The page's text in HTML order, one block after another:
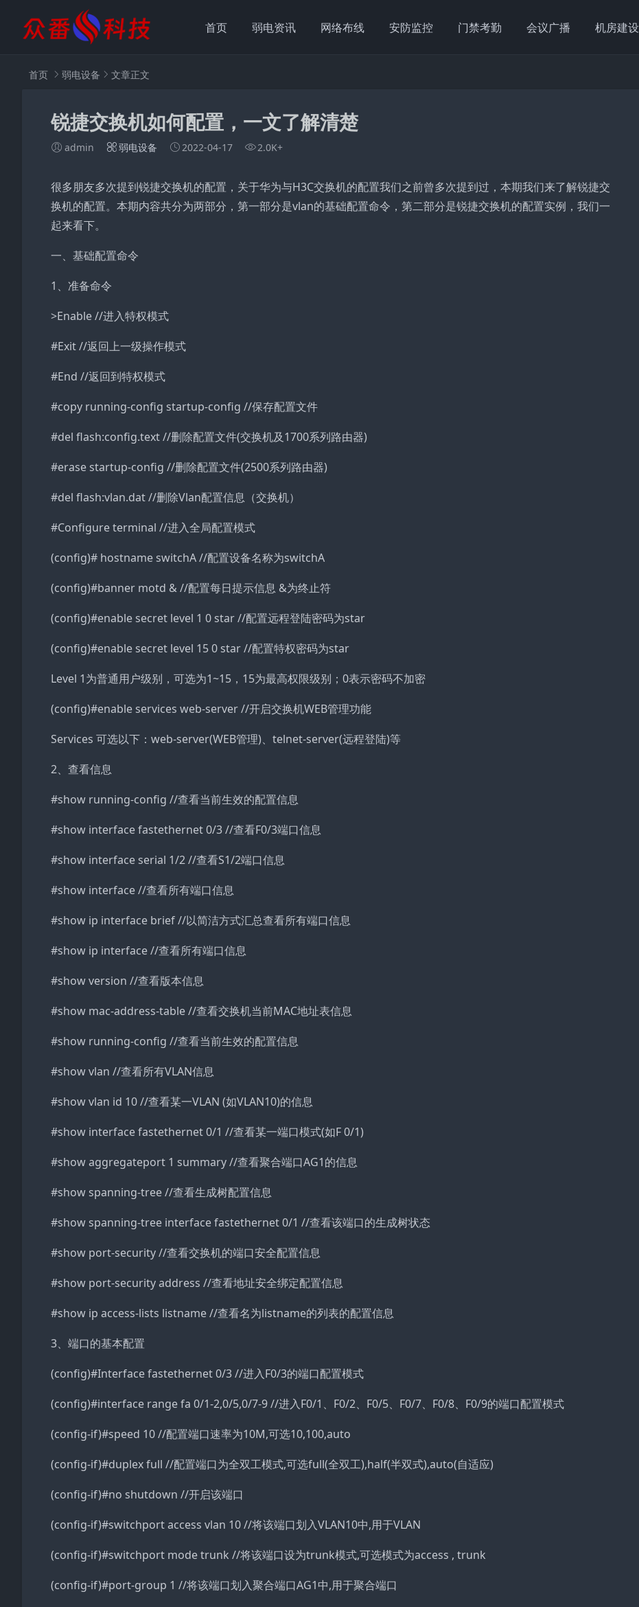
首页 弱电资讯 网络布线 安防监控 门禁考勤 会议广播 机房建设
首页 弱电设备 文章正文
锐捷交换机如何配置，一文了解清楚
admin 弱电设备 2022-04-17 2.0K+
很多朋友多次提到锐捷交换机的配置，关于华为与H3C交换机的配置我们之前曾多次提到过，本期我们来了解锐捷交
换机的配置。本期内容共分为两部分，第一部分是vlan的基础配置命令，第二部分是锐捷交换机的配置实例，我们一
起来看下。
一、基础配置命令
1、准备命令
>Enable //进入特权模式
#Exit //返回上一级操作模式
#End //返回到特权模式
#copy running-config startup-config //保存配置文件
#del flash:config.text //删除配置文件(交换机及1700系列路由器)
#erase startup-config //删除配置文件(2500系列路由器)
#del flash:vlan.dat //删除Vlan配置信息（交换机）
#Configure terminal //进入全局配置模式
(config)# hostname switchA //配置设备名称为switchA
(config)#banner motd & //配置每日提示信息 &为终止符
(config)#enable secret level 1 0 star //配置远程登陆密码为star
(config)#enable secret level 15 0 star //配置特权密码为star
Level 1为普通用户级别，可选为1~15，15为最高权限级别；0表示密码不加密
(config)#enable services web-server //开启交换机WEB管理功能
Services 可选以下：web-server(WEB管理)、telnet-server(远程登陆)等
2、查看信息
#show running-config //查看当前生效的配置信息
#show interface fastethernet 0/3 //查看F0/3端口信息
#show interface serial 1/2 //查看S1/2端口信息
#show interface //查看所有端口信息
#show ip interface brief //以简洁方式汇总查看所有端口信息
#show ip interface //查看所有端口信息
#show version //查看版本信息
#show mac-address-table //查看交换机当前MAC地址表信息
#show running-config //查看当前生效的配置信息
#show vlan //查看所有VLAN信息
#show vlan id 10 //查看某一VLAN (如VLAN10)的信息
#show interface fastethernet 0/1 //查看某一端口模式(如F 0/1)
#show aggregateport 1 summary //查看聚合端口AG1的信息
#show spanning-tree //查看生成树配置信息
#show spanning-tree interface fastethernet 0/1 //查看该端口的生成树状态
#show port-security //查看交换机的端口安全配置信息
#show port-security address //查看地址安全绑定配置信息
#show ip access-lists listname //查看名为listname的列表的配置信息
3、端口的基本配置
(config)#Interface fastethernet 0/3 //进入F0/3的端口配置模式
(config)#interface range fa 0/1-2,0/5,0/7-9 //进入F0/1、F0/2、F0/5、F0/7、F0/8、F0/9的端口配置模式
(config-if)#speed 10 //配置端口速率为10M,可选10,100,auto
(config-if)#duplex full //配置端口为全双工模式,可选full(全双工),half(半双式),auto(自适应)
(config-if)#no shutdown //开启该端口
(config-if)#switchport access vlan 10 //将该端口划入VLAN10中,用于VLAN
(config-if)#switchport mode trunk //将该端口设为trunk模式,可选模式为access , trunk
(config-if)#port-group 1 //将该端口划入聚合端口AG1中,用于聚合端口